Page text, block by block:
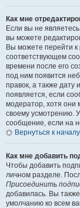
Как мне
Если вы не
вы можете
Вы можете перейти к
соответствующем
времени после его
под ним появится
правок, а также дату
появляется, если
модератор, хотя они
своему усмотрению.
сообщение, если на
Вернуться к началу
Как мне добавить
Чтобы добавить
личном разделе.
Присоединить
добавилась. Вы
умолчанию ко всем